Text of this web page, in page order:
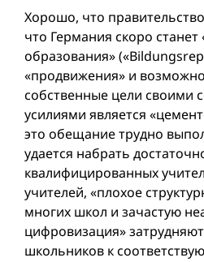
Хорошо, что
что Германия скоро станет
образования»
«продвижения» и
собственные цели своими
усилиями является
это обещание трудно
удается набрать
квалифицированных
учителей, «плохое
многих школ и зачастую
цифровизация»
школьников к